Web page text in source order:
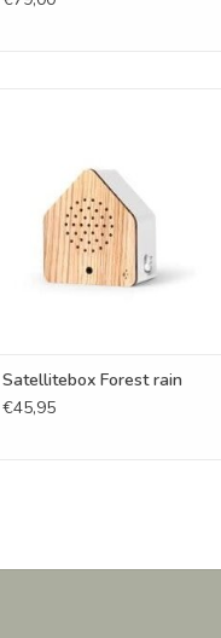
Satellitebox Forest rain
€45,95